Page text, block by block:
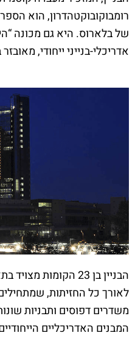
רומבוקובוקטהדרון, הוא
של בלארוס. היא גם מכונה
אדריכלי-בנייני ייחודי,
הבניין בן 23
לאורך כל החזיתות,
משדרים דפוסים ותבניות
המבנים האדריכליים